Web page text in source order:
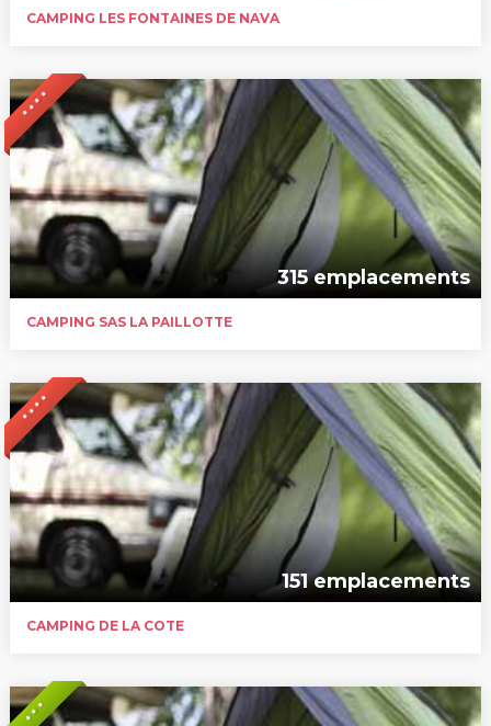
CAMPING LES FONTAINES DE NAVA
* * * *
315 emplacements
CAMPING SAS LA PAILLOTTE
* * * *
151 emplacements
CAMPING DE LA COTE
* * *